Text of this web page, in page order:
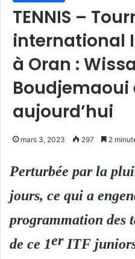
TENNIS –
international
à Oran :
Boudjemaoui
aujourd’hui
mars 3, 2023 297 2
Perturbée par la
jours, ce qui a
programmation des
de ce 1erITF juniors